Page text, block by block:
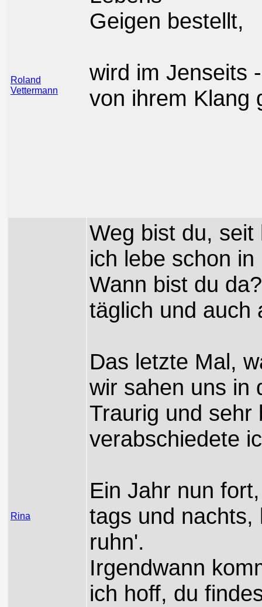
Roland
Vettermann
Geigen bestellt,
wird im Jenseits
von ihrem Klang
Rina
Weg bist du, seit
ich lebe schon
Wann bist du
täglich und auch
Das letzte Mal,
wir sahen uns in
Traurig und sehr
verabschiedete
Ein Jahr nun
tags und nachts,
ruhn'.
Irgendwann
ich hoff, du